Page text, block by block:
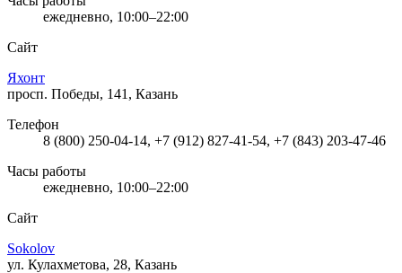
ежедневно, 10:00–22:00
Сайт
Яхонт
просп. Победы, 141, Казань
Телефон
8 (800) 250-04-14, +7 (912) 827-41-54, +7 (843) 203-47-46
Часы работы
ежедневно, 10:00–22:00
Сайт
Sokolov
ул. Кулахметова, 28, Казань